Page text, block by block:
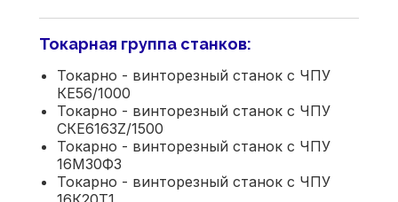
Токарная группа станков:
Токарно - винторезный станок с ЧПУ
КЕ56/1000
Токарно - винторезный станок с ЧПУ
СКЕ6163Z/1500
Токарно - винторезный станок с ЧПУ
16М30Ф3
Токарно - винторезный станок с ЧПУ